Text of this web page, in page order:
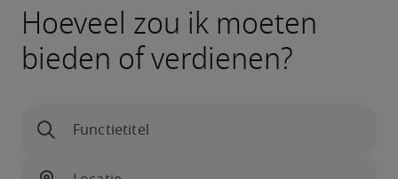
Hoeveel zou ik moeten
bieden of verdienen?